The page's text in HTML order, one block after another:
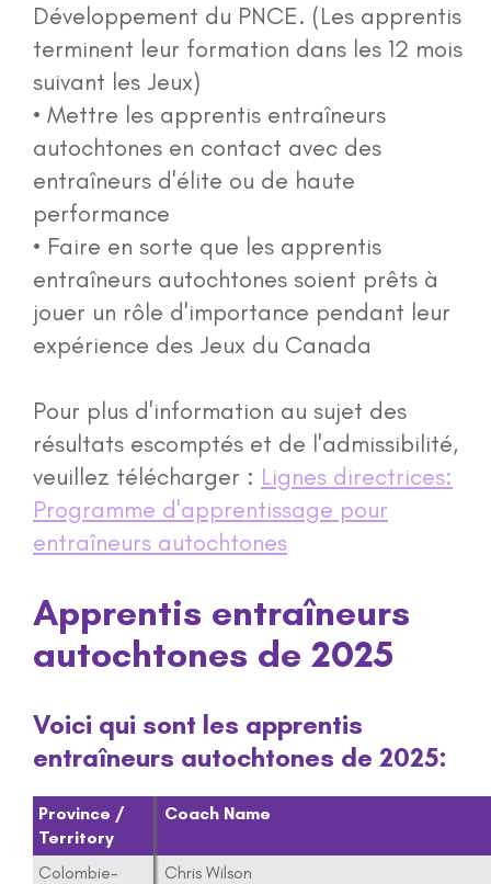
Développement du PNCE. (Les apprentis
terminent leur formation dans les 12 mois
suivant les Jeux)
• Mettre les apprentis entraîneurs
autochtones en contact avec des
entraîneurs d'élite ou de haute
performance
• Faire en sorte que les apprentis
entraîneurs autochtones soient prêts à
jouer un rôle d'importance pendant leur
expérience des Jeux du Canada
Pour plus d'information au sujet des
résultats escomptés et de l'admissibilité,
veuillez télécharger : Lignes directrices:
Programme d'apprentissage pour
entraîneurs autochtones
Apprentis entraîneurs
autochtones de 2025
Voici qui sont les apprentis
entraîneurs autochtones de 2025:
Province /
Territory
Coach Name
Colombie-
Chris Wilson
More...